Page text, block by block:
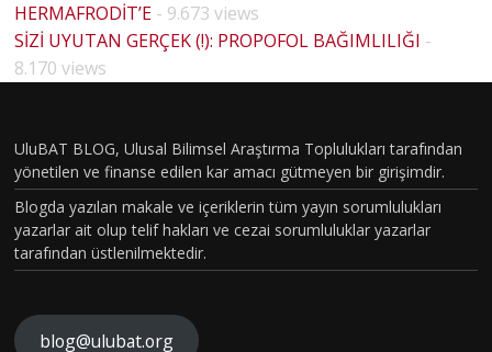
HERMAFRODİT’E - 9.673 views
SİZİ UYUTAN GERÇEK (!): PROPOFOL BAĞIMLILIĞI -
8.170 views
UluBAT BLOG, Ulusal Bilimsel Araştırma Toplulukları tarafından
yönetilen ve finanse edilen kar amacı gütmeyen bir girişimdir.
Blogda yazılan makale ve içeriklerin tüm yayın sorumlulukları
yazarlar ait olup telif hakları ve cezai sorumluluklar yazarlar
tarafından üstlenilmektedir.
blog@ulubat.org
JİK
MSAL
T
HOUSE
MD
BÖLÜM
VAKASI
GERÇEK
OLDU :
TÜRKİY